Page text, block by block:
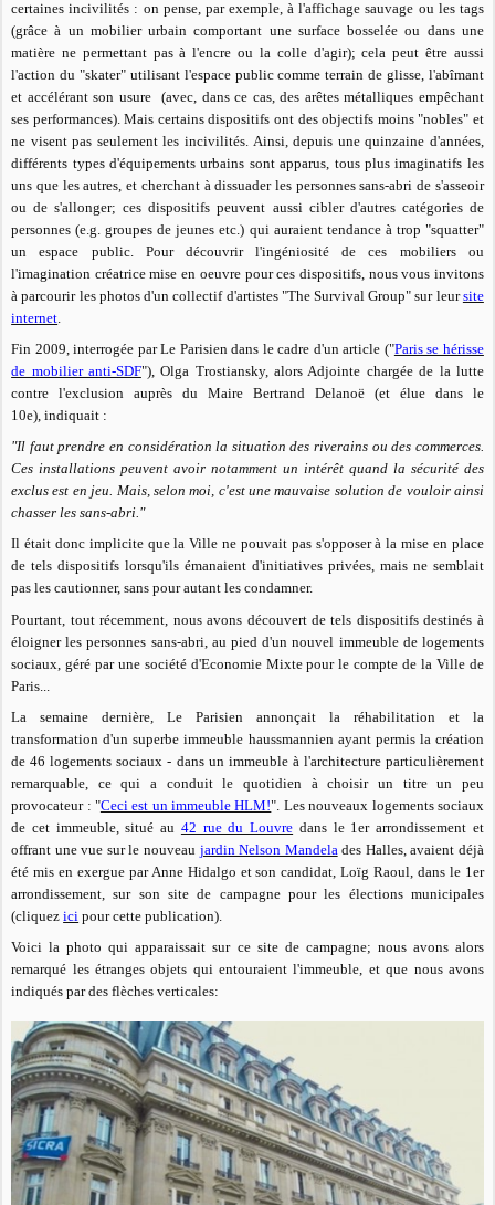
certaines incivilités : on pense, par exemple, à l'affichage sauvage ou les tags
(grâce à un mobilier urbain comportant une surface bosselée ou dans une
matière ne permettant pas à l'encre ou la colle d'agir); cela peut être aussi
l'action du "skater" utilisant l'espace public comme terrain de glisse, l'abîmant
et accélérant son usure (avec, dans ce cas, des arêtes métalliques empêchant
ses performances). Mais certains dispositifs ont des objectifs moins "nobles" et
ne visent pas seulement les incivilités. Ainsi, depuis une quinzaine d'années,
différents types d'équipements urbains sont apparus, tous plus imaginatifs les
uns que les autres, et cherchant à dissuader les personnes sans-abri de s'asseoir
ou de s'allonger; ces dispositifs peuvent aussi cibler d'autres catégories de
personnes (e.g. groupes de jeunes etc.) qui auraient tendance à trop "squatter"
un espace public. Pour découvrir l'ingéniosité de ces mobiliers ou
l'imagination créatrice mise en oeuvre pour ces dispositifs, nous vous invitons
à parcourir les photos d'un collectif d'artistes "The Survival Group" sur leursite
internet.
Fin 2009, interrogée par Le Parisien dans le cadre d'un article ("Paris se hérisse
de mobilier anti-SDF"), Olga Trostiansky, alors Adjointe chargée de la lutte
contre l'exclusionauprès du Maire Bertrand Delanoë(et élue dans le
10e), indiquait :
"Il faut prendre en considération la situation des riverains ou des commerces.
Ces installations peuvent avoir notamment un intérêt quand la sécurité des
exclus est en jeu. Mais, selon moi, c'est une mauvaise solution de vouloir ainsi
chasser les sans-abri."
Il était donc implicite que la Ville ne pouvait pas s'opposer à la mise en place
de tels dispositifs lorsqu'ils émanaient d'initiatives privées, mais ne semblait
pas les cautionner, sans pour autant les condamner.
Pourtant, tout récemment, nous avons découvert de tels dispositifs destinés à
éloigner les personnes sans-abri, au pied d'un nouvel immeuble de logements
sociaux, géré par une société d'Economie Mixte pour le compte de la Ville de
Paris...
La semaine dernière, Le Parisien annonçait la réhabilitation et la
transformation d'un superbe immeuble haussmannien ayant permis la création
de 46 logements sociaux - dans un immeuble à l'architecture particulièrement
remarquable, ce qui a conduit le quotidien à choisir un titre un peu
provocateur : "Ceci est un immeuble HLM!" . Les nouveaux logements sociaux
de cet immeuble, situé au 42 rue du Louvre dans le 1er arrondissement et
offrant une vue sur le nouveau jardin Nelson Mandela des Halles, avaient déjà
été mis en exergue par Anne Hidalgo et son candidat, Loïg Raoul, dans le 1er
arrondissement, sur son site de campagne pour les élections municipales
(cliquezici pour cette publication).
Voici la photo qui apparaissait sur ce site de campagne; nous avons alors
remarqué les étranges objets qui entouraient l'immeuble, et que nous avons
indiqués par des flèches verticales: